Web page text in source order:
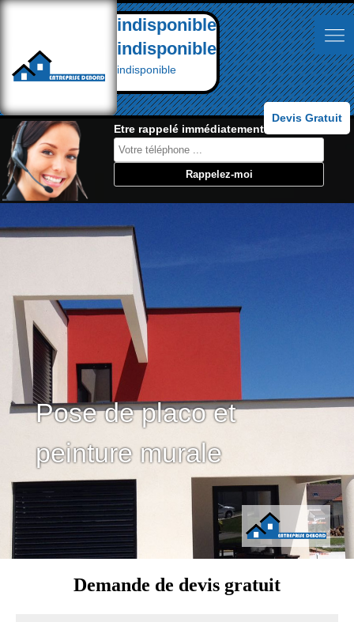
indisponible
indisponible
indisponible
Devis Gratuit
Etre rappelé immédiatement:
Pose de placo et
peinture murale
Demande de devis gratuit